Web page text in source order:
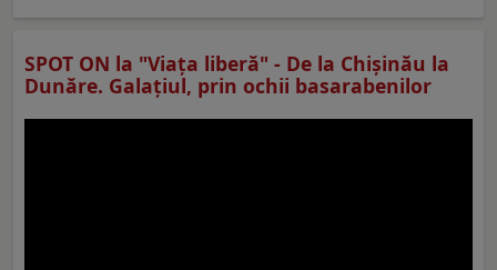
SPOT ON la "Viaţa liberă" - De la Chișinău la
Dunăre. Galațiul, prin ochii basarabenilor